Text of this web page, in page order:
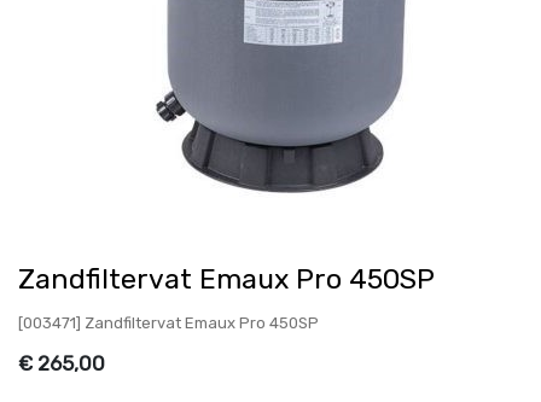
Zandfiltervat Emaux Pro 450SP
[003471] Zandfiltervat Emaux Pro 450SP
€ 265,00